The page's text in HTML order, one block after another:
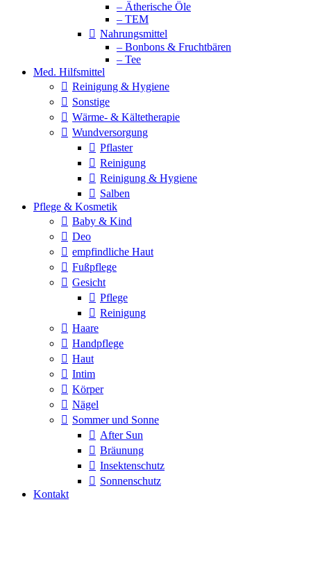
– Ätherische Öle
– TEM
Nahrungsmittel
– Bonbons & Fruchtbären
– Tee
Med. Hilfsmittel
Reinigung & Hygiene
Sonstige
Wärme- & Kältetherapie
Wundversorgung
Pflaster
Reinigung
Reinigung & Hygiene
Salben
Pflege & Kosmetik
Baby & Kind
Deo
empfindliche Haut
Fußpflege
Gesicht
Pflege
Reinigung
Haare
Handpflege
Haut
Intim
Körper
Nägel
Sommer und Sonne
After Sun
Bräunung
Insektenschutz
Sonnenschutz
Kontakt